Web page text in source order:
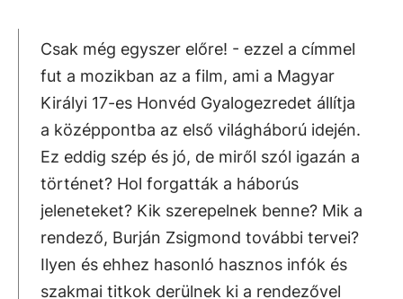
Csak még egyszer előre! - ezzel a címmel
fut a mozikban az a film, ami a Magyar
Királyi 17-es Honvéd Gyalogezredet állítja
a középpontba az első világháború idején.
Ez eddig szép és jó, de miről szól igazán a
történet? Hol forgatták a háborús
jeleneteket? Kik szerepelnek benne? Mik a
rendező, Burján Zsigmond további tervei?
Ilyen és ehhez hasonló hasznos infók és
szakmai titkok derülnek ki a rendezővel